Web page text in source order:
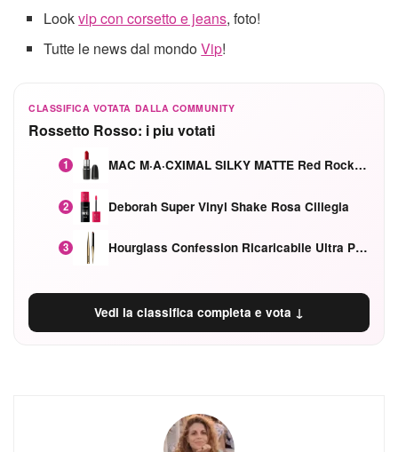
Lookvip con corsetto e jeans, foto!
Tutte le news dal mondoVip!
CLASSIFICA VOTATA DALLA COMMUNITY
Rossetto Rosso: i piu votati
1 MAC M·A·CXIMAL SILKY MATTE Red Rock mat
2 Deborah Super Vinyl Shake Rosa Ciliegia
3 Hourglass Confession Ricaricabile Ultra Preciso Ad Alta Intensità Secretly Classic Red
Vedi la classifica completa e vota ↓